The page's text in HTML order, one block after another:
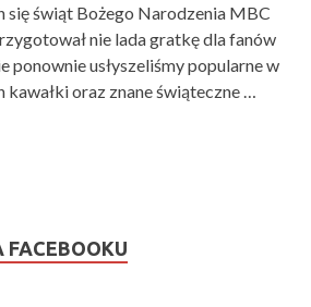
się świąt Bożego Narodzenia MBC
nie lada gratkę dla fanów
ponownie usłyszeliśmy popularne w
oraz znane świąteczne …